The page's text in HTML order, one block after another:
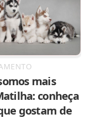
mais
conheça
gostam de